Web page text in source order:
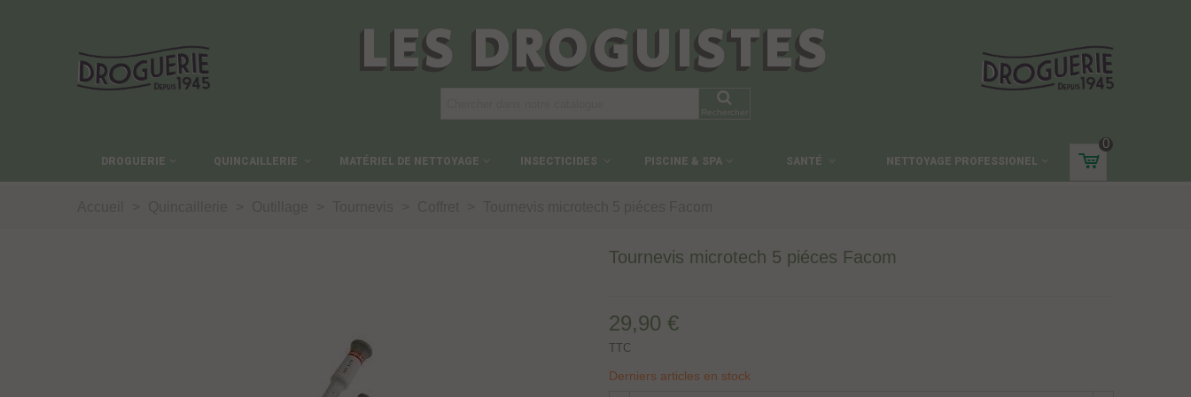
LES DROGUISTES
Rechercher
DROGUERIE QUINCAILLERIE MATÉRIEL DE NETTOYAGE INSECTICIDES PISCINE & SPA SANTÉ NETTOYAGE PROFESSIONEL
0
Tournevis microtech 5 piéces Facom
29,90 €
TTC
Derniers articles en stock